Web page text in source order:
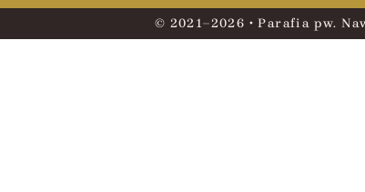
© 2021–2026 • Parafia pw.